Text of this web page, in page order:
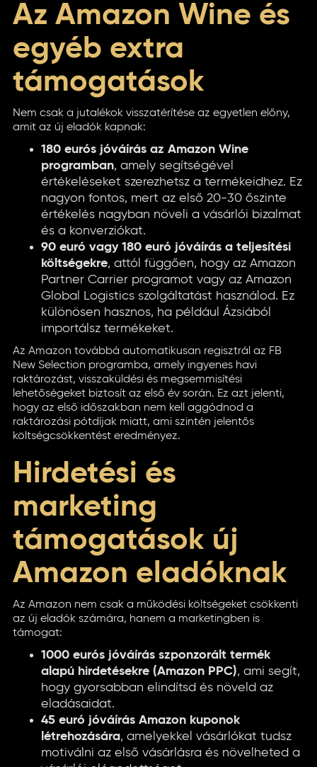
Az Amazon Wine és
egyéb extra
támogatások
Nem csak a jutalékok visszatérítése az egyetlen előny,
amit az új eladók kapnak:
180 eurós jóváírás az Amazon Wine
programban, amely segítségével
értékeléseket szerezhetsz a termékeidhez. Ez
nagyon fontos, mert az első 20-30 őszinte
értékelés nagyban növeli a vásárlói bizalmat
és a konverziókat.
90 euró vagy 180 euró jóváírás a teljesítési
költségekre, attól függően, hogy az Amazon
Partner Carrier programot vagy az Amazon
Global Logistics szolgáltatást használod. Ez
különösen hasznos, ha például Ázsiából
importálsz termékeket.
Az Amazon továbbá automatikusan regisztrál az FB
New Selection programba, amely ingyenes havi
raktározást, visszaküldési és megsemmisítési
lehetőségeket biztosít az első év során. Ez azt jelenti,
hogy az első időszakban nem kell aggódnod a
raktározási pótdíjak miatt, ami szintén jelentős
költségcsökkentést eredményez.
Hirdetési és
marketing
támogatások új
Amazon eladóknak
Az Amazon nem csak a működési költségeket csökkenti
az új eladók számára, hanem a marketingben is
támogat:
1000 eurós jóváírás szponzorált termék
alapú hirdetésekre (Amazon PPC), ami segít,
hogy gyorsabban elindítsd és növeld az
eladásaidat.
45 euró jóváírás Amazon kuponok
létrehozására, amelyekkel vásárlókat tudsz
motiválni az első vásárlásra és növelheted a